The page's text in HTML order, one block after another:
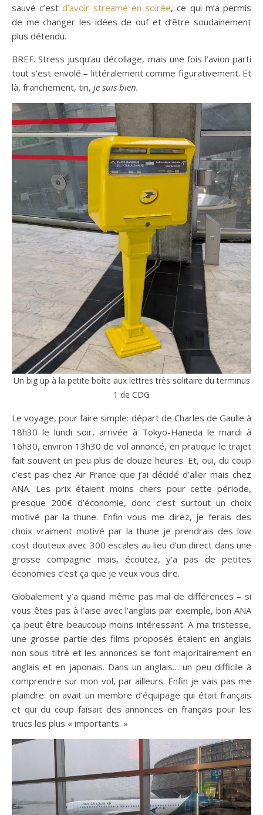
sauvé c’estd’avoir streamé en soirée, ce qui m’a permis
de me changer les idées de ouf et d’être soudainement
plus détendu.
BREF. Stress jusqu’au décollage, mais une fois l’avion parti
tout s’est envolé – littéralement comme figurativement. Et
là, franchement, tin, je suis bien.
Un big up à la petite boîte aux lettres très solitaire du terminus
1 de CDG
Le voyage, pour faire simple: départ de Charles de Gaulle à
18h30 le lundi soir, arrivée à Tokyo-Haneda le mardi à
16h30, environ 13h30 de vol annoncé, en pratique le trajet
fait souvent un peu plus de douze heures. Et, oui, du coup
c’est pas chez Air France que j’ai décidé d’aller mais chez
ANA. Les prix étaient moins chers pour cette période,
presque 200€ d’économie, donc c’est surtout un choix
motivé par la thune. Enfin vous me direz, je ferais des
choix vraiment motivé par la thune je prendrais des low
cost douteux avec 300 escales au lieu d’un direct dans une
grosse compagnie mais, écoutez, y’a pas de petites
économies c’est ça que je veux vous dire.
Globalement y’a quand même pas mal de différences – si
vous êtes pas à l’aise avec l’anglais par exemple, bon ANA
ça peut être beaucoup moins intéressant. A ma tristesse,
une grosse partie des films proposés étaient en anglais
non sous titré et les annonces se font majoritairement en
anglais et en japonais. Dans un anglais… un peu difficile à
comprendre sur mon vol, par ailleurs. Enfin je vais pas me
plaindre: on avait un membre d’équipage qui était français
et qui du coup faisait des annonces en français pour les
trucs les plus « importants. »